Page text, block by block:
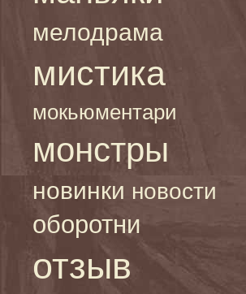
мелодрама
мистика
мокьюментари
монстры
новинки новости
оборотни
отзыв